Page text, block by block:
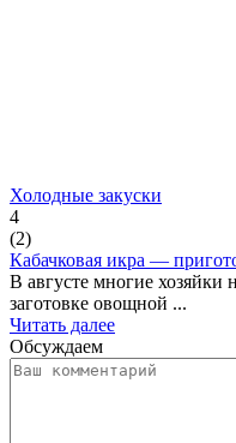
Холодные закуски
4
(2)
Кабачковая икра —
В августе многие
заготовке овощной ...
Читать далее
Обсуждаем